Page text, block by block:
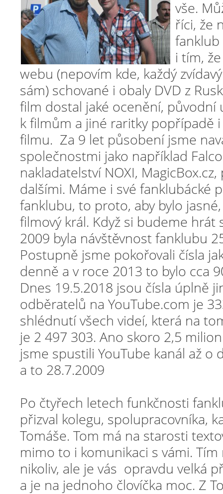
vše.
říci, že
i tím,
webu (nepovím kde, každý
sám) schované i obaly DVD z
film dostal jaké ocenění, původní
k filmům a jiné raritky popřípadě
filmu. Za 9 let působení jsme
společnostmi jako například
nakladatelství NOXI,
dalšími. Máme i své fanklubácké
fanklubu, to proto, aby bylo
filmový král. Když si budeme hrát
2009 byla návštěvnost fanklubu
Postupně jsme pokořovali čísla
denně a v roce 2013 to bylo cca
Dnes 19.5.2018 jsou čísla úplně
odběratelů na YouTube.com je
shlédnutí všech videí, která na
je 2 497 303. Ano skoro 2,5
jsme spustili YouTube kanál až o
a to 28.7.2009
Po čtyřech letech funkčnosti
přizval kolegu, spolupracovníka,
Tomáše. Tom má na starosti
mimo to i komunikaci s vámi. Tím
nikoliv, ale je vás opravdu velká
a je na jednoho človíčka moc. Z